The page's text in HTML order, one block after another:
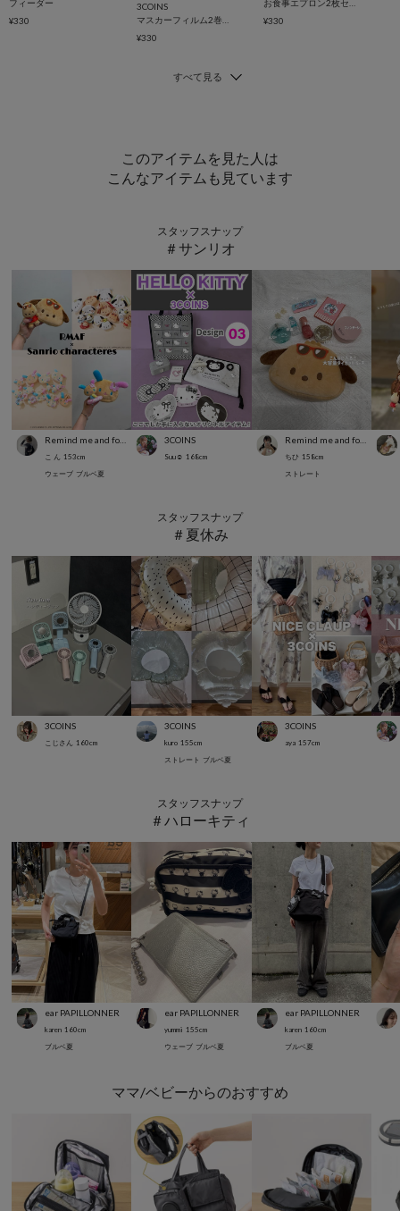
フィーダー
¥330
3COINS
¥330
¥330
このアイテムを見た人は
こんなアイテムも見ています
スタッフスナップ
＃サンリオ
こ ん 153cm
ウェーブ ブルベ夏
3COINS
Suu☺︎ 168cm
Remind me and forever
ちひ 158cm
ストレート
スタッフスナップ
＃夏休み
3COINS
こじさん 160cm
3COINS
kuro 155cm
ストレート ブルベ夏
3COINS
aya 157cm
スタッフスナップ
＃ハローキティ
ear PAPILLONNER
karen 160cm
ブルベ夏
ear PAPILLONNER
yummi 155cm
ウェーブ ブルベ夏
ear PAPILLONNER
karen 160cm
ブルベ夏
ママ/ベビーからのおすすめ